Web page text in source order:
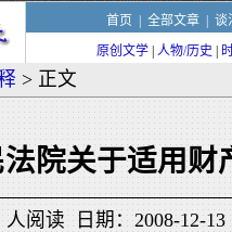
首页 全部文章| 谈
原创文学 人物/历史
> 正文
院关于适用财
人阅读 日期：2008-12-